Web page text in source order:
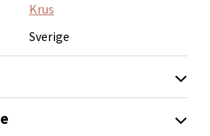
Krus
Sverige